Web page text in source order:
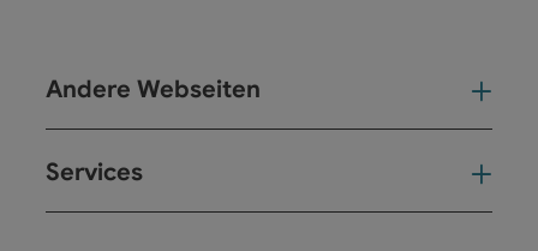
Andere Webseiten
Services